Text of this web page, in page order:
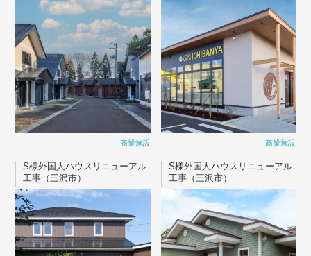
商業施設 商業施設
S様外国人ハウスリニューアル
工事（三沢市）
S様外国人ハウスリニューアル
工事（三沢市）